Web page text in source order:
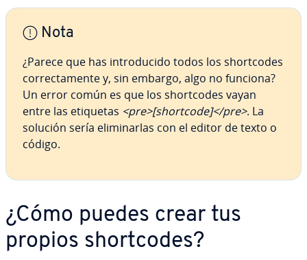
Nota
¿Parece que has in­tro­du­ci­do todos los sho­r­t­co­des
co­rre­c­ta­me­n­te y, sin embargo, algo no funciona?
Un error común es que los sho­r­t­co­des vayan
entre las etiquetas <pre>[shortcode]</pre>. La
solución sería eli­mi­nar­las con el editor de texto o
código.
¿Cómo puedes crear tus
propios sho­r­t­co­des?